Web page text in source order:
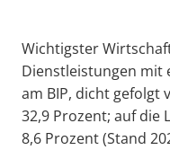
Wichtigster
Dienstleistungen mit
am BIP, dicht gefolgt
32,9 Prozent; auf die
8,6 Prozent (Stand